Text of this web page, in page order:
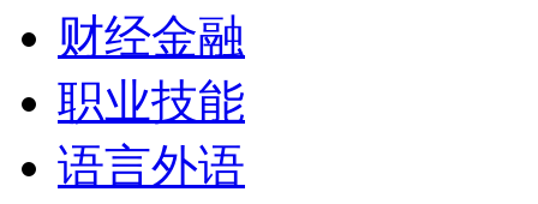
财经金融
职业技能
语言外语